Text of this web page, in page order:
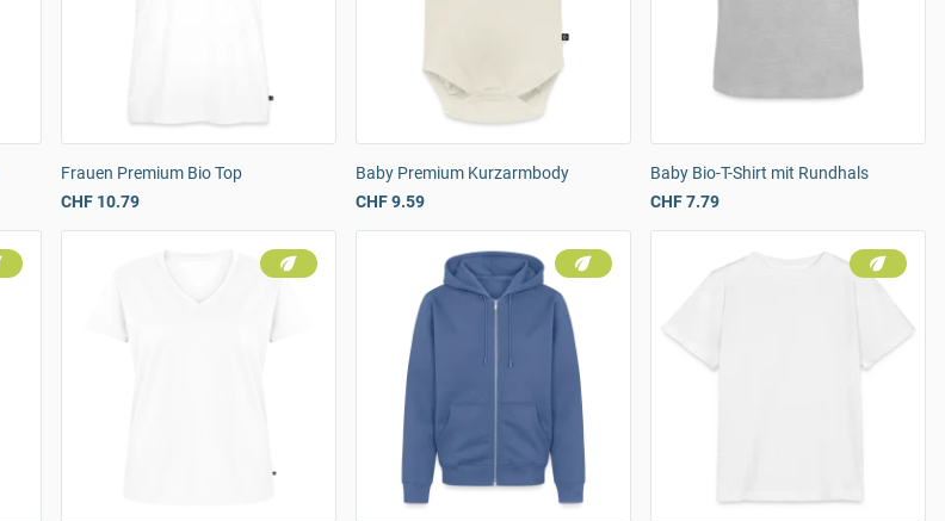
Frauen Premium Bio Top
CHF 10.79
Baby Premium Kurzarmbody
CHF 9.59
Baby Bio-T-Shirt mit Rundhals
CHF 7.79